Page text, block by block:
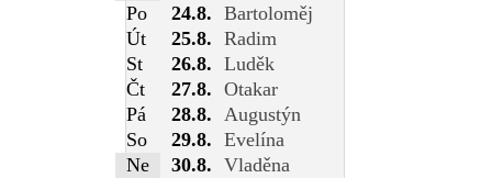
Po
24.8. Bartoloměj
Út
25.8. Radim
St
26.8. Luděk
Čt
27.8. Otakar
Pá
28.8.
Augustýn
So
29.8. Evelína
Ne
30.8. Vladěna